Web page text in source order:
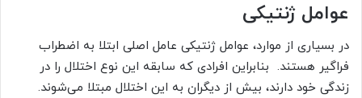
عوامل ژنتیکی
در بسیاری از موارد، عوامل ژنتیکی عامل اصلی ابتلا به اضطراب
فراگیر هستند. بنابراین افرادی که سابقه این نوع اختلال را در
زندگی خود دارند، بیش از دیگران به این اختلال مبتلا می‌شوند.